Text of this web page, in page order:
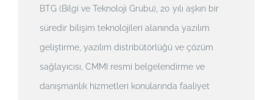
BTG (Bilgi ve Teknoloji Grubu), 20 yılı aşkın bir
süredir bilişim teknolojileri alanında yazılım
geliştirme, yazılım distribütörlüğü ve çözüm
sağlayıcısı, CMMI resmi belgelendirme ve
danışmanlık hizmetleri konularında faaliyet